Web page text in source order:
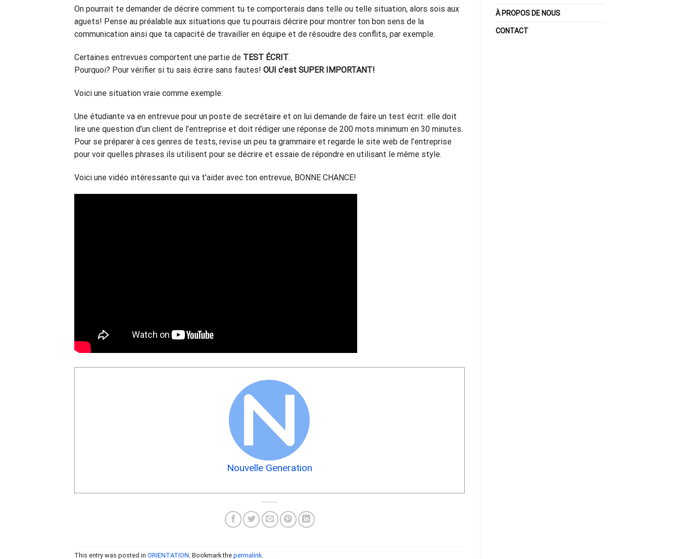
On pourrait te demander de décrire comment tu te comporterais dans telle ou telle situation, alors sois aux
aguets! Pense au préalable aux situations que tu pourrais décrire pour montrer ton bon sens de la
communication ainsi que ta capacité de travailler en équipe et de résoudre des conflits, par exemple.
Certaines entrevues comportent une partie de TEST ÉCRIT.
Pourquoi? Pour vérifier si tu sais écrire sans fautes! OUI c’est SUPER IMPORTANT!
Voici une situation vraie comme exemple:
Une étudiante va en entrevue pour un poste de secrétaire et on lui demande de faire un test écrit: elle doit
lire une question d’un client de l’entreprise et doit rédiger une réponse de 200 mots minimum en 30 minutes.
Pour se préparer à ces genres de tests, revise un peu ta grammaire et regarde le site web de l’entreprise
pour voir quelles phrases ils utilisent pour se décrire et essaie de répondre en utilisant le même style.
Voici une vidéo intéressante qui va t’aider avec ton entrevue, BONNE CHANCE!
Nouvelle Generation
This entry was posted in ORIENTATION . Bookmark the permalink
À PROPOS DE NOUS
CONTACT